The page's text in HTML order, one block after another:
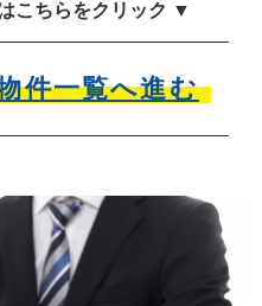
こちらをクリック ▼
件一覧へ進む